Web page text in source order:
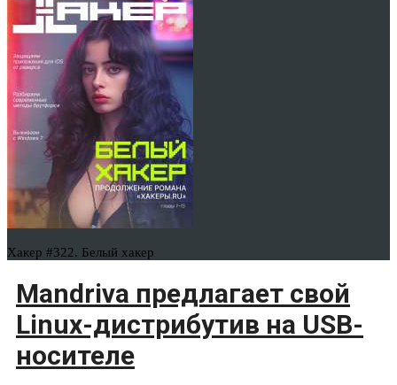
Хакер #322. Белый хакер
Mandriva предлагает свой
Linux-дистрибутив на USB-
носителе